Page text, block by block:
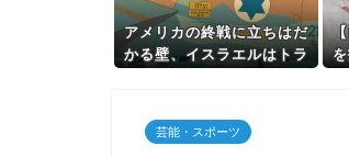
アメリカの終戦に立ちはだ
かる壁、イスラエルはトラ
芸能・スポーツ